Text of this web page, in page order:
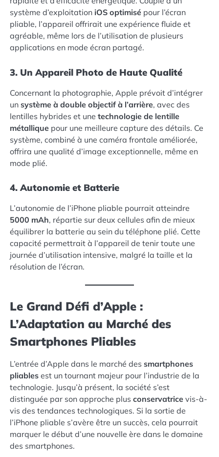
système d’exploitation iOS optimisé pour l’écran
pliable, l’appareil offrirait une expérience fluide et
agréable, même lors de l’utilisation de plusieurs
applications en mode écran partagé.
3. Un Appareil Photo de Haute Qualité
Concernant la photographie, Apple prévoit d’intégrer
un système à double objectif à l’arrière, avec des
lentilles hybrides et une technologie de lentille
métallique pour une meilleure capture des détails. Ce
système, combiné à une caméra frontale améliorée,
offrira une qualité d’image exceptionnelle, même en
mode plié.
4. Autonomie et Batterie
L’autonomie de l’iPhone pliable pourrait atteindre
5000 mAh, répartie sur deux cellules afin de mieux
équilibrer la batterie au sein du téléphone plié. Cette
capacité permettrait à l’appareil de tenir toute une
journée d’utilisation intensive, malgré la taille et la
résolution de l’écran.
Le Grand Défi d’Apple :
L’Adaptation au Marché des
Smartphones Pliables
L’entrée d’Apple dans le marché des smartphones
pliables est un tournant majeur pour l’industrie de la
technologie. Jusqu’à présent, la société s’est
distinguée par son approche plus conservatrice vis-à-
vis des tendances technologiques. Si la sortie de
l’iPhone pliable s’avère être un succès, cela pourrait
marquer le début d’une nouvelle ère dans le domaine
des smartphones.